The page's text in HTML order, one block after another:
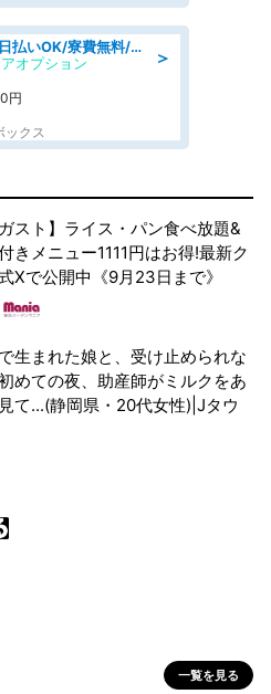
＞
検品・検査/高収入/日払いOK/寮費無料/日勤/20・30・40代活躍中
オプション
円
ックス
スト】ライス・パン食べ放題&
きメニュー1111円はお得!最新ク
Xで公開中《9月23日まで》
生まれた娘と、受け止められな
めての夜、助産師がミルクをあ
て...(静岡県・20代女性)|Jタウ
一覧を見る